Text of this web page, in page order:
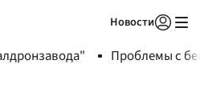
Новости
Проблемы с